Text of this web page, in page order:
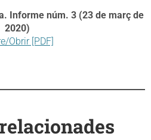
Informe núm. 3 (23 de març de
2020)
Obrir [PDF]